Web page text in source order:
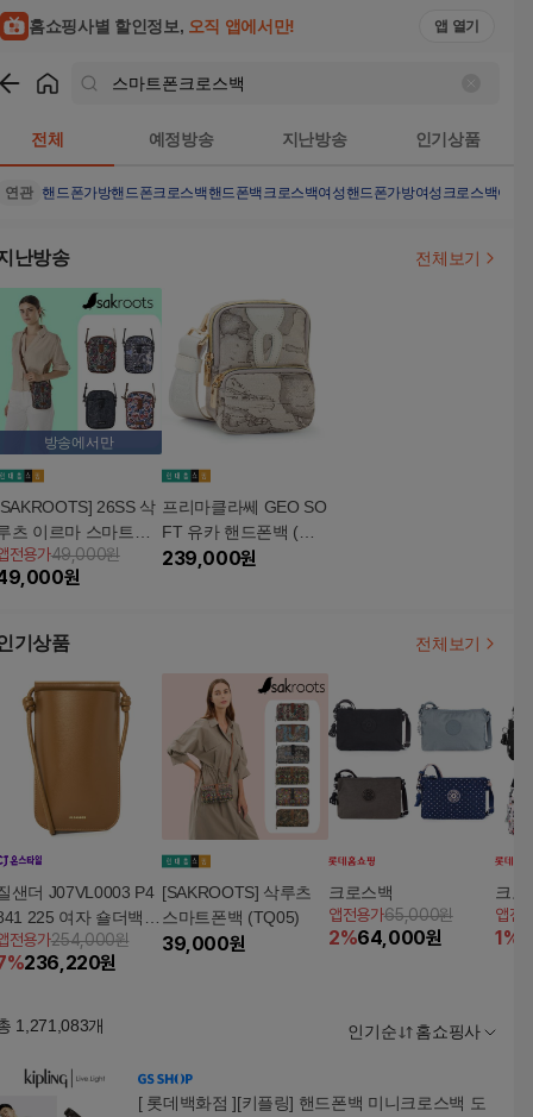
홈쇼핑사별 할인정보, 오직 앱에서만! 앱 열기
전체 예정방송 지난방송 인기상품
연관 핸드폰가방핸드폰크로스백 핸드폰백 크로스백여성핸드폰가방여성크로스백여성
난방송 전체보기
방송에서만
26SS 삭
츠 이르마 스마트폰
(TQ87)
전용가49,000원
원
프리마클라쎄 GEO SO
FT 유카 핸드폰백 (실
버그레이) L PQ03
239,000원
기상품 전체보기
샌더 J07VL0003 P4
225 여자 숄더백/
케이스
전용가254,000원
%236,220원
[SAKROOTS] 삭루츠
스마트폰백 (TQ05)
39,000원
크로스백
앱전용가65,000원
2%64,000원
크로
앱전
1%
1,271,083개 인기순 홈쇼핑사
[ 롯데백화점 ][키플링] 핸드폰백 미니크로스백 도